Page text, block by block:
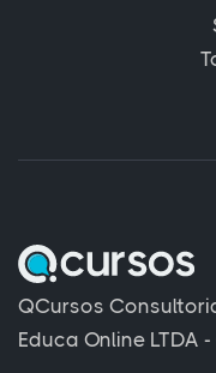
QCursos
Educa Online LTDA